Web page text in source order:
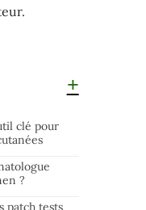
clé pour
?
patch tests